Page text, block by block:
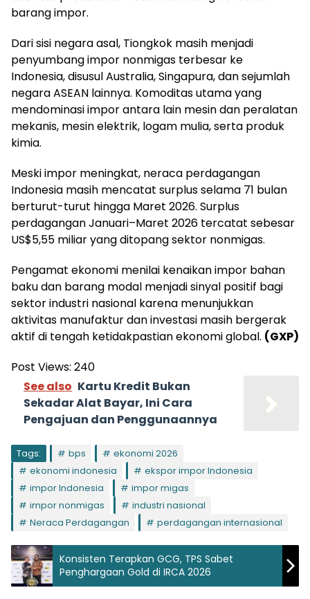
barang impor.
Dari sisi negara asal, Tiongkok masih menjadi
penyumbang impor nonmigas terbesar ke
Indonesia, disusul Australia, Singapura, dan sejumlah
negara ASEAN lainnya. Komoditas utama yang
mendominasi impor antara lain mesin dan peralatan
mekanis, mesin elektrik, logam mulia, serta produk
kimia.
Meski impor meningkat, neraca perdagangan
Indonesia masih mencatat surplus selama 71 bulan
berturut-turut hingga Maret 2026. Surplus
perdagangan Januari–Maret 2026 tercatat sebesar
US$5,55 miliar yang ditopang sektor nonmigas.
Pengamat ekonomi menilai kenaikan impor bahan
baku dan barang modal menjadi sinyal positif bagi
sektor industri nasional karena menunjukkan
aktivitas manufaktur dan investasi masih bergerak
aktif di tengah ketidakpastian ekonomi global. (GXP)
Post Views: 240
See also Kartu Kredit Bukan
Sekadar Alat Bayar, Ini Cara
Pengajuan dan Penggunaannya
Tags: bps
ekonomi 2026
ekonomi indonesia
ekspor impor Indonesia
impor Indonesia
impor migas
impor nonmigas
industri nasional
Neraca Perdagangan
perdagangan internasional
Konsisten Terapkan GCG, TPS Sabet
Penghargaan Gold di IRCA 2026